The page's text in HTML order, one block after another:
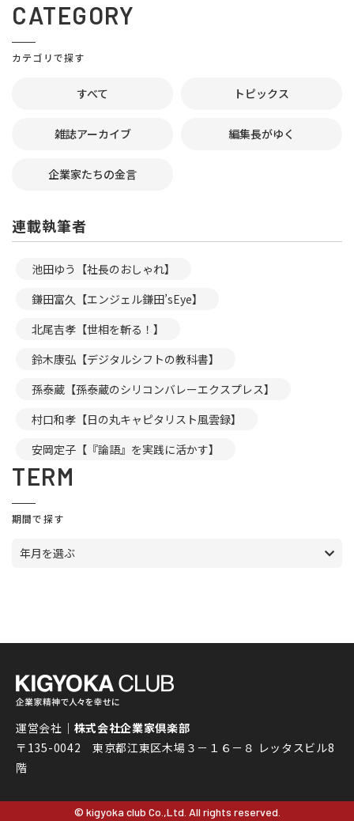
CATEGORY
カテゴリで探す
すべて トピックス
雑誌アーカイブ 編集長がゆく
企業家たちの金言
連載執筆者
池田ゆう【社長のおしゃれ】
鎌田富久【エンジェル鎌田’sEye】
北尾吉孝【世相を斬る！】
鈴木康弘【デジタルシフトの教科書】
孫泰蔵【孫泰蔵のシリコンバレーエクスプレス】
村口和孝【日の丸キャピタリスト風雲録】
安岡定子【『論語』を実践に活かす】
TERM
期間で探す
年月を選ぶ
運営会社｜ 株式会社企業家倶楽部
〒135-0042 東京都江東区木場３－１６－８ レッタスビル8
階
© kigyoka club Co.,Ltd. All rights reserved.